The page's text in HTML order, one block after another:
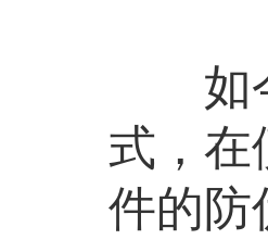
如今
式，在
件的防